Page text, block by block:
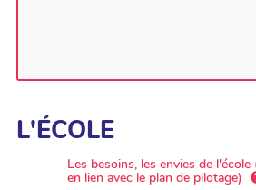
L'ÉCOLE
Les besoins, les envies de
en lien avec le plan de pilotage)